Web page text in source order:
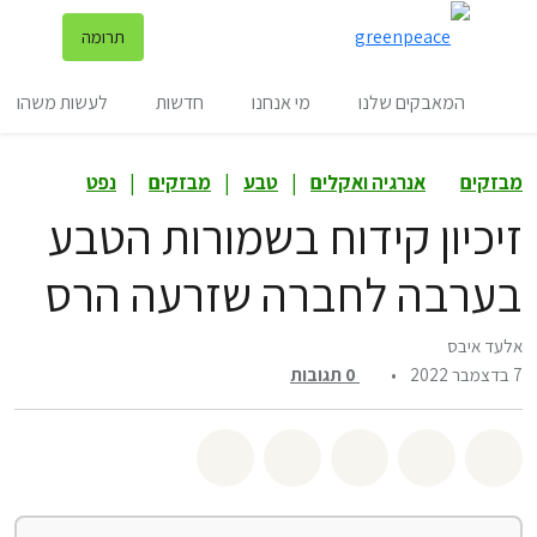
תרומה
המאבקים שלנו מי אנחנו חדשות לעשות משהו
מבזקים אנרגיה ואקלים | טבע | מבזקים | נפט
זיכיון קידוח בשמורות הטבע
בערבה לחברה שזרעה הרס
אלעד איבס
7 בדצמבר 2022
•
0 תגובות